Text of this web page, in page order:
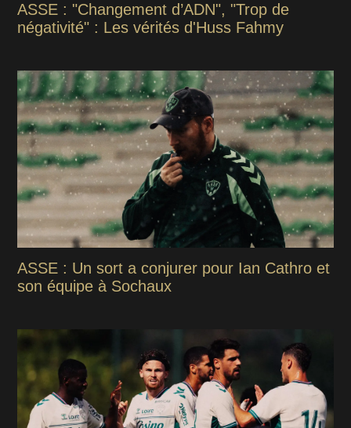
ASSE : "Changement d’ADN", "Trop de
négativité" : Les vérités d'Huss Fahmy
ASSE : Un sort a conjurer pour Ian Cathro et
son équipe à Sochaux